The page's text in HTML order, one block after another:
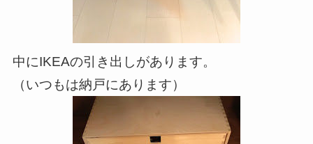
中にIKEAの引き出しがあります。
（いつもは納戸にあります）